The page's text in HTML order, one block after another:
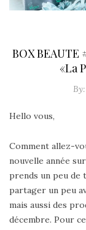
BOX BEAUTE
«La
By:
Hello vous,
Comment allez-
nouvelle année
prends un peu
partager un peu
mais aussi des
décembre. Pour